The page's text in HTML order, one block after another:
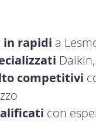
rapidi a
Daikin,
competitivi
con